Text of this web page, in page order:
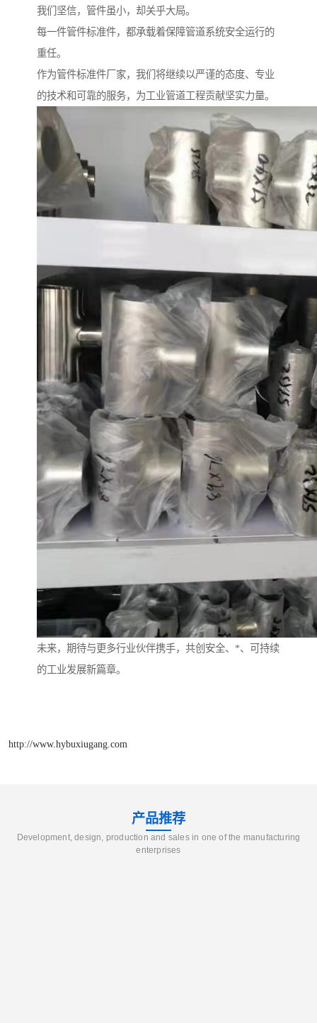
我们坚信，管件虽小，却关乎大局。
每一件管件标准件，都承载着保障管道系统安全运行的
重任。
作为管件标准件厂家，我们将继续以严谨的态度、专业
的技术和可靠的服务，为工业管道工程贡献坚实力量。
未来，期待与更多行业伙伴携手，共创安全、*、可持续
的工业发展新篇章。
http://www.hybuxiugang.com
产品推荐
Development, design, production and sales in one of the manufacturing
enterprises